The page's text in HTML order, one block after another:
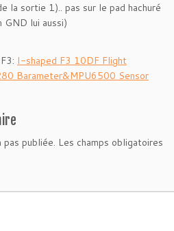
la sortie 1).. pas sur le pad hachuré
GND lui aussi)
I-shaped F3 10DF Flight
Barameter&MPU6500 Sensor
publiée. Les champs obligatoires